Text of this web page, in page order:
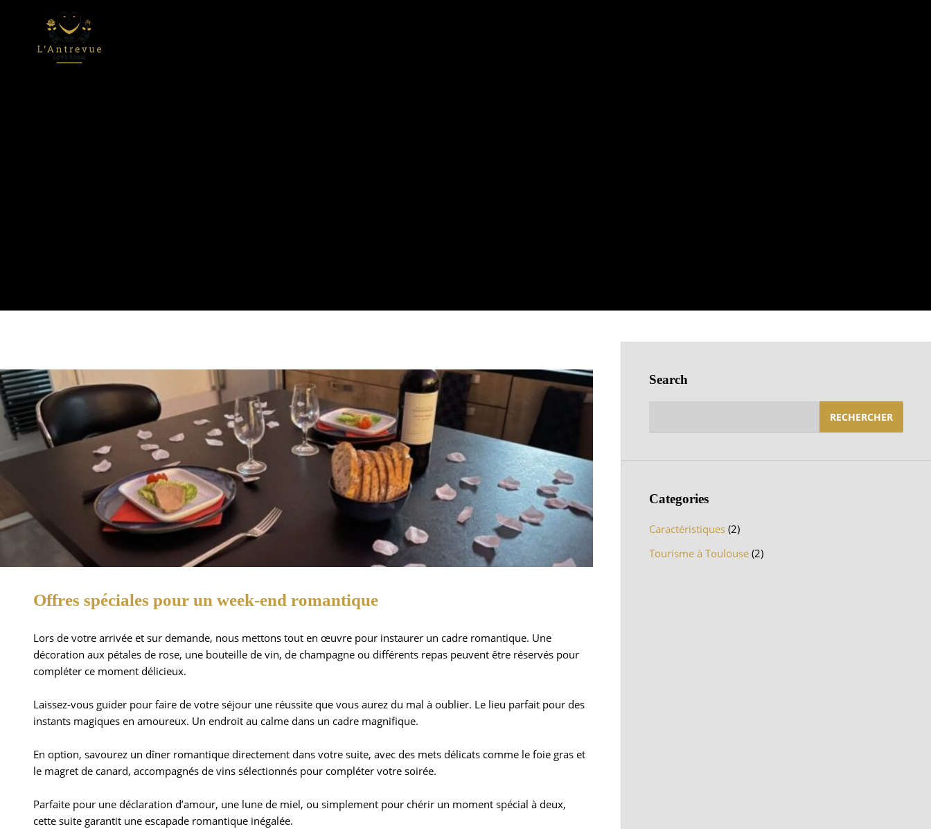
Offres spéciales pour un week-end romantique
Lors de votre arrivée et sur demande, nous mettons tout en œuvre pour instaurer un cadre romantique. Une
décoration aux pétales de rose, une bouteille de vin, de champagne ou différents repas peuvent être réservés pour
compléter ce moment délicieux.
Laissez-vous guider pour faire de votre séjour une réussite que vous aurez du mal à oublier. Le lieu parfait pour des
instants magiques en amoureux. Un endroit au calme dans un cadre magnifique.
En option, savourez un dîner romantique directement dans votre suite, avec des mets délicats comme le foie gras et
le magret de canard, accompagnés de vins sélectionnés pour compléter votre soirée.
Parfaite pour une déclaration d’amour, une lune de miel, ou simplement pour chérir un moment spécial à deux,
cette suite garantit une escapade romantique inégalée.
Search
Categories
Caractéristiques (2)
Tourisme à Toulouse (2)